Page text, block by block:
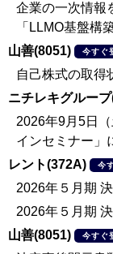
企業の一次情報
「LLMO基盤構
山善(8051)
今すぐ
自己株式の取得
ニチレキグルー
2026年9月5日
インセミナー」
レント(372A)
今
2026年５月期
2026年５月期
山善(8051)
今すぐ